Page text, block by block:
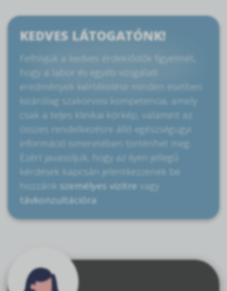
KEDVES LÁTOGATÓNK!
Felhívjuk a kedves érdeklődők figyelmét,
hogy a labor és egyéb vizsgálati
eredmények kiértékelése minden esetben
kizárólag szakorvosi kompetencia, amely
csak a teljes klinikai kórkép, valamint az
összes rendelkezésre álló egészségügyi
információ ismeretében történhet meg.
Ezért javasoljuk, hogy az ilyen jellegű
kérdések kapcsán jelentkezzenek be
hozzánk személyes vizitre vagy
távkonzultációra